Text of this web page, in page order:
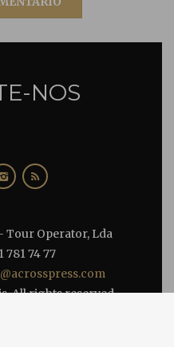
NOS
Tour Operator, Lda
781 74 77
All rights reserved.